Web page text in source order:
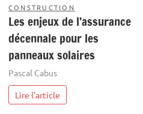
CONSTRUCTION
Les enjeux de l’assurance
décennale pour les
panneaux solaires
Pascal Cabus
Lire l'article